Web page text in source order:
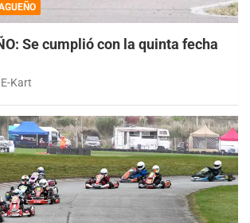
Se cumplió con la quinta fecha
E-Kart